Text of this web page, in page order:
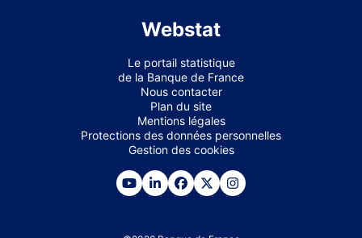
Webstat
Le portail statistique
de la Banque de France
Nous contacter
Plan du site
Mentions légales
Protections des données personnelles
Gestion des cookies